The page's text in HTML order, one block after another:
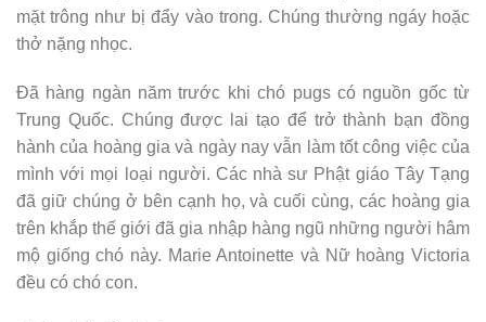
mặt trông như bị đẩy vào trong. Chúng thường ngáy hoặc
thở nặng nhọc.
Đã hàng ngàn năm trước khi chó pugs có nguồn gốc từ
Trung Quốc. Chúng được lai tạo để trở thành bạn đồng
hành của hoàng gia và ngày nay vẫn làm tốt công việc của
mình với mọi loại người. Các nhà sư Phật giáo Tây Tạng
đã giữ chúng ở bên cạnh họ, và cuối cùng, các hoàng gia
trên khắp thế giới đã gia nhập hàng ngũ những người hâm
mộ giống chó này. Marie Antoinette và Nữ hoàng Victoria
đều có chó con.